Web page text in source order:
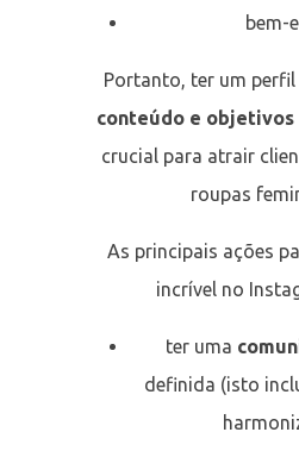
bem-
Portanto, ter um perfil
conteúdo e objetivos
crucial para atrair
roupas
As principais ações
incrível no
ter uma
definida (isto